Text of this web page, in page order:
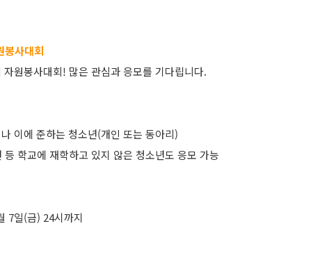
사대회
원봉사대회! 많은 관심과 응모를 기다립니다.
이에 준하는 청소년(개인 또는 동아리)
학교에 재학하고 있지 않은 청소년도 응모 가능
7일(금) 24시까지